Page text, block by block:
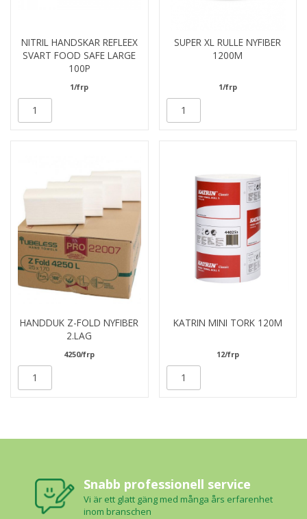
NITRIL HANDSKAR REFLEEX
SVART FOOD SAFE LARGE
100P
1/frp
SUPER XL RULLE NYFIBER
1200M
1/frp
HANDDUK Z-FOLD NYFIBER
2.LAG
4250/frp
KATRIN MINI TORK 120M
12/frp
Snabb professionell service
Vi är ett glatt gäng med många års erfarenhet
inom branschen